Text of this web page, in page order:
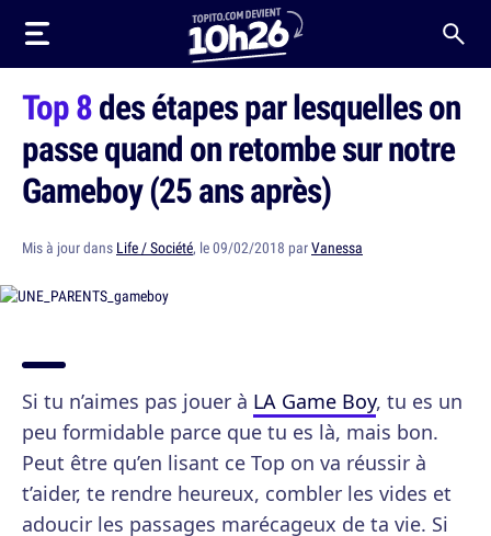
Top 8des étapes par lesquelles on
passe quand on retombe sur notre
Gameboy (25 ans après)
Mis à jour dans Life / Société, le 09/02/2018 parVanessa
Si tu n’aimes pas jouer à LA Game Boy, tu es un
peu formidable parce que tu es là, mais bon.
Peut être qu’en lisant ce Top on va réussir à
t’aider, te rendre heureux, combler les vides et
adoucir les passages marécageux de ta vie. Si